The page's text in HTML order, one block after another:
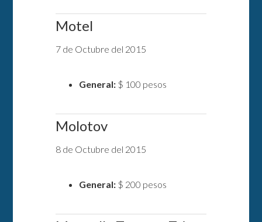
Motel
7 de Octubre del 2015
General: $ 100 pesos
Molotov
8 de Octubre del 2015
General: $ 200 pesos